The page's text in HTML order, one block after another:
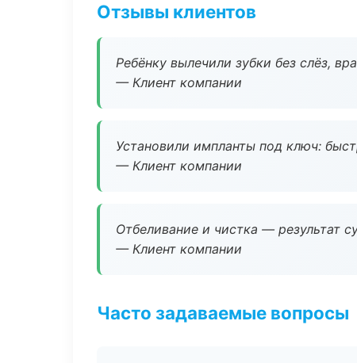
Отзывы клиентов
Ребёнку вылечили зубки без слёз,
— Клиент компании
Установили импланты под ключ:
— Клиент компании
Отбеливание и чистка — результат
— Клиент компании
Часто задаваемые вопросы